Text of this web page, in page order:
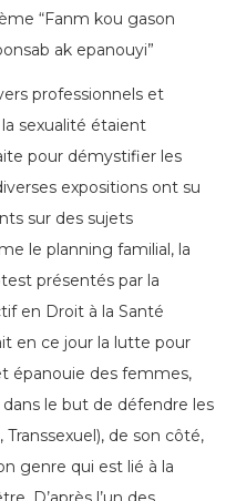
“Fanm kou gason
ak epanouyi”
professionnels et
sexualité étaient
pour démystifier les
expositions ont su
sur des sujets
le planning familial, la
présentés par la
en Droit à la Santé
en ce jour la lutte pour
épanouie des femmes,
le but de défendre les
Transsexuel), de son côté,
genre qui est lié à la